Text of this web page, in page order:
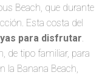
Beach, que durante
Esta costa del
para disfrutar
de tipo familiar, para
la Banana Beach,